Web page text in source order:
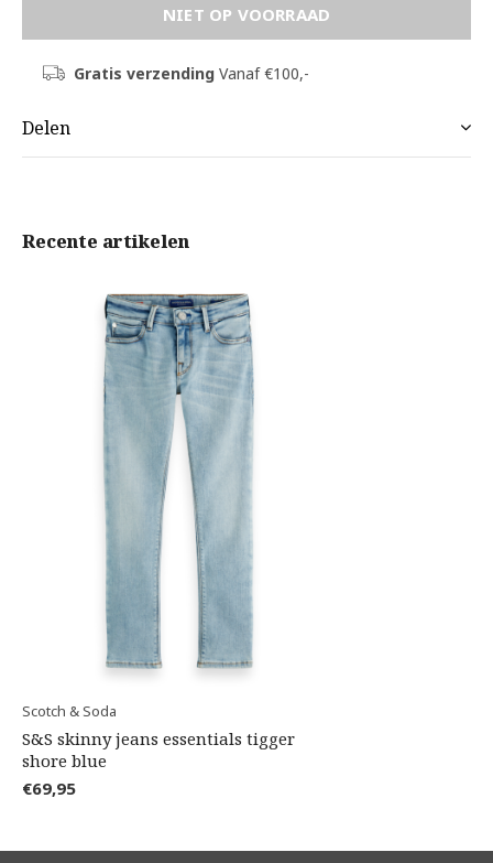
NIET OP VOORRAAD
Gratis verzendingVanaf €100,-
Delen
Recente artikelen
Scotch & Soda
S&S skinny jeans essentials tigger
shore blue
€69,95